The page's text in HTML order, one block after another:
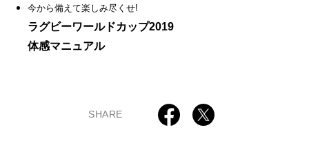
今から備えて楽しみ尽くせ!
ラグビーワールドカップ2019
体感マニュアル
SHARE